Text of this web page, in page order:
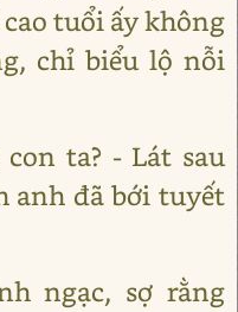
tuổi ấy không
chỉ biểu lộ nỗi
ta? - Lát sau
anh đã bới tuyết
ngạc, sợ rằng